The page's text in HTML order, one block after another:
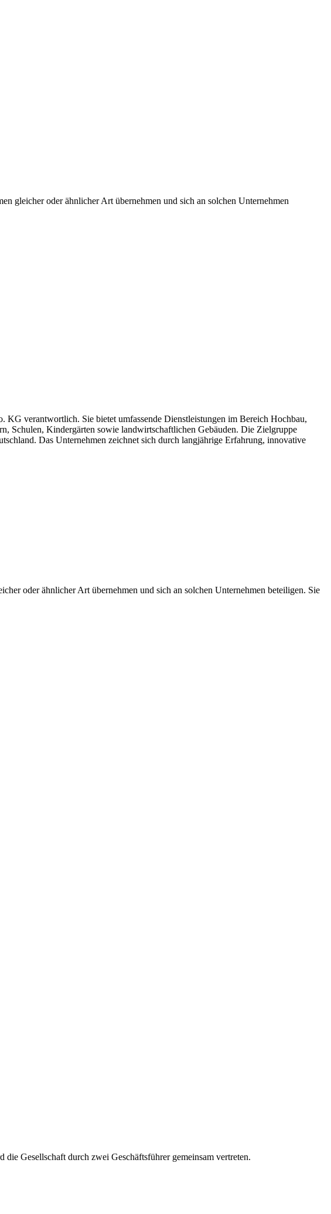
gleicher oder ähnlicher Art übernehmen und sich an solchen Unternehmen
verantwortlich. Sie bietet umfassende Dienstleistungen im Bereich Hochbau,
Schulen, Kindergärten sowie landwirtschaftlichen Gebäuden. Die Zielgruppe
Das Unternehmen zeichnet sich durch langjährige Erfahrung, innovative
oder ähnlicher Art übernehmen und sich an solchen Unternehmen beteiligen. Sie
Gesellschaft durch zwei Geschäftsführer gemeinsam vertreten.